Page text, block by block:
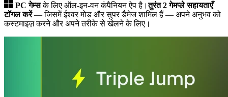
PC गेम्सके लिए ऑल-इन-वन कंपैनियन ऐप है।तुरंत 2 गेमप्ले सहायताएँ
टॉगल करें— जिसमें ईश्वर मोड और सुपर डैमेज शामिल हैं — अपने अनुभव को
कस्टमाइज़ करने और अपने तरीके से खेलने के लिए।